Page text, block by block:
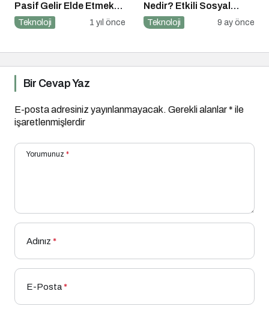
Pasif Gelir Elde Etmek
Artık Mümkün
Teknoloji 1 yıl önce
Nedir? Etkili Sosyal
Medya Yönetimi İçin 10
Teknoloji 9 ay önce
Bir Cevap Yaz
E-posta adresiniz yayınlanmayacak. Gerekli alanlar* ile
işaretlenmişlerdir
Yorumunuz *
Adınız *
E-Posta*